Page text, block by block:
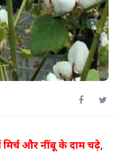
मिर्च और नींबू के दाम चढ़े,